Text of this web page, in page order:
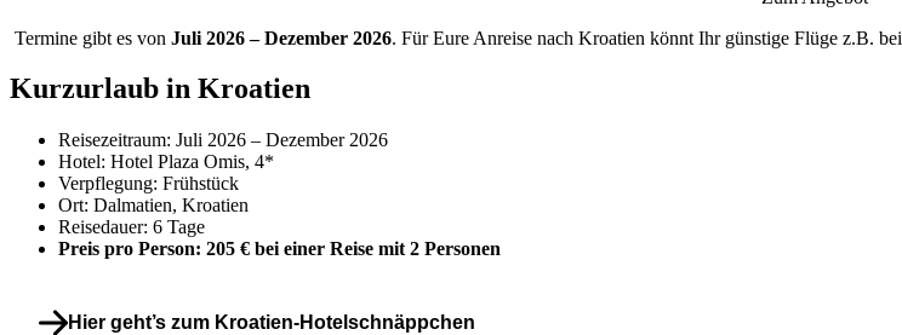
Termine gibt es von Juli 2026 – Dezember 2026. Für Eure Anreise nach Kroatien könnt Ihr günstige Flüge z.B. bei
Kurzurlaub in Kroatien
Reisezeitraum: Juli 2026 – Dezember 2026
Hotel: Hotel Plaza Omis, 4*
Verpflegung: Frühstück
Ort: Dalmatien, Kroatien
Reisedauer: 6 Tage
Preis pro Person: 205 € bei einer Reise mit 2 Personen
Hier geht’s zum Kroatien-Hotelschnäppchen